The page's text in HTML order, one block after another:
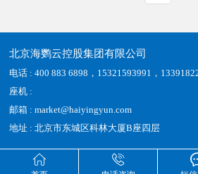
 
北京海鹦云控股集团有限公司
电话 : 400 883 6898，15321593991，
座机 :
邮箱 : market@haiyingyun.com
地址 : 北京市东城区科林大厦B座四层